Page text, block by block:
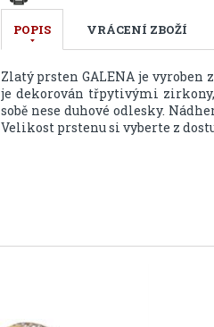
POPIS VRÁCENÍ ZBOŽÍ
Zlatý prsten GALENA je vyroben
je dekorován třpytivými
sobě nese duhové odlesky.
Velikost prstenu si vyberte z